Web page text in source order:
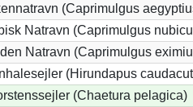
(Caprimulgus
Natravn (Caprimulgus
Natravn (Caprimulgus
(Hirundapus
(Chaetura pelagica)